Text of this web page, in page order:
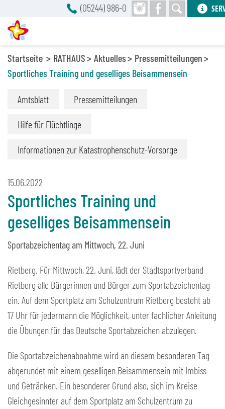
Startseite RATHAUS Aktuelles
Pressemitteilungen
Sportliches Training und geselliges Beisammensein
Amtsblatt Pressemitteilungen
Hilfe für Flüchtlinge
Informationen zur Katastrophenschutz-Vorsorge
15.06.2022
Sportliches Training und
geselliges Beisammensein
Sportabzeichentag am Mittwoch, 22. Juni
Rietberg. Für Mittwoch, 22. Juni, lädt der Stadtsportverband
Rietberg alle Bürgerinnen und Bürger zum Sportabzeichentag
ein. Auf dem Sportplatz am Schulzentrum Rietberg besteht ab
17 Uhr für jedermann die Möglichkeit, unter fachlicher Anleitung
die Übungen für das Deutsche Sportabzeichen abzulegen.
Die Sportabzeichenabnahme wird an diesem besonderen Tag
abgerundet mit einem geselligen Beisammensein mit Imbiss
und Getränken. Ein besonderer Grund also, sich im Kreise
Gleichgesinnter auf dem Sportplatz am Schulzentrum zu
(05244) 986-0